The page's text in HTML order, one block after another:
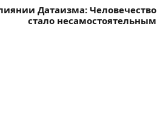
Датаизма: Человечество
стало несамостоятельным